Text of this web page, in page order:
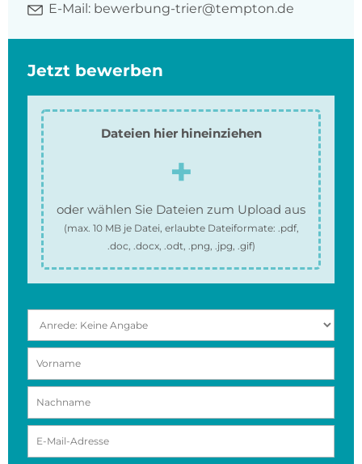
E-Mail: bewerbung-trier@tempton.de
Jetzt bewerben
Dateien hier hineinziehen
oder wählen Sie Dateien zum Upload aus
(max. 10 MBje Datei, erlaubte Dateiformate: .pdf,
.doc, .docx, .odt, .png, .jpg, .gif)